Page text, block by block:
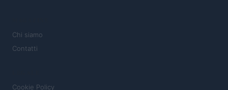
Chi siamo
Contatti
Cookie Policy